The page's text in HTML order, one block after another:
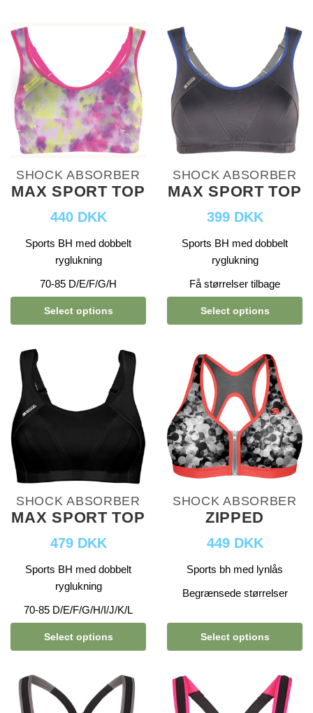
SHOCK ABSORBER
MAX SPORT TOP
440 DKK
Sports BH med dobbelt
ryglukning
70-85 D/E/F/G/H
Select options
SHOCK ABSORBER
MAX SPORT TOP
399 DKK
Sports BH med dobbelt
ryglukning
Få størrelser tilbage
Select options
SHOCK ABSORBER
MAX SPORT TOP
479 DKK
Sports BH med dobbelt
ryglukning
70-85 D/E/F/G/H/I/J/K/L
Select options
SHOCK ABSORBER
ZIPPED
449 DKK
Sports bh med lynlås
Begrænsede størrelser
Select options